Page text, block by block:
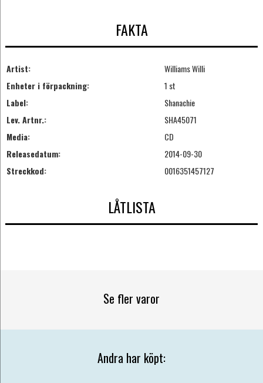
FAKTA
Artist:
Williams Willi
Enheter i förpackning:
1 st
Label:
Shanachie
Lev. Artnr.:
SHA45071
Media:
CD
Releasedatum:
2014-09-30
Streckkod:
0016351457127
LÅTLISTA
Se fler varor
Andra har köpt: